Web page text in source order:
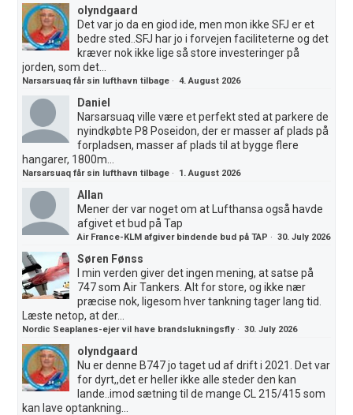
olyndgaard
Det var jo da en giod ide, men mon ikke SFJ er et
bedre sted..SFJ har jo i forvejen faciliteterne og det
kræver nok ikke lige så store investeringer på
jorden, som det...
Narsarsuaq får sin lufthavn tilbage ·4. August 2026
Daniel
Narsarsuaq ville være et perfekt sted at parkere de
nyindkøbte P8 Poseidon, der er masser af plads på
forpladsen, masser af plads til at bygge flere
hangarer, 1800m...
Narsarsuaq får sin lufthavn tilbage · 1. August 2026
Allan
Mener der var noget om at Lufthansa også havde
afgivet et bud på Tap
Air France-KLM afgiver bindende bud på TAP ·30. July 2026
Søren Fønss
I min verden giver det ingen mening, at satse på
747 som Air Tankers. Alt for store, og ikke nær
præcise nok, ligesom hver tankning tager lang tid.
Læste netop, at der...
Nordic Seaplanes-ejer vil have brandslukningsfly ·30. July 2026
olyndgaard
Nu er denne B747 jo taget ud af drift i 2021. Det var
for dyrt,,det er heller ikke alle steder den kan
lande..imod sætning til de mange CL 215/415 som
kan lave optankning...